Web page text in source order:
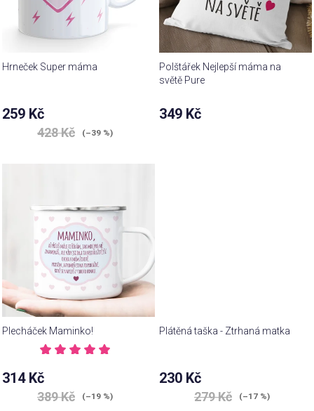
Hrneček Super máma
259 Kč
428 Kč (–39 %)
Polštářek Nejlepší máma na
světě Pure
Průměrné
hodnocení
349 Kč
Plecháček Maminko!
hodnocení
produktu
je
5,0
314 Kč
389 Kč (–19 %)
Plátěná taška - Ztrhaná matka
230 Kč
279 Kč (–17 %)